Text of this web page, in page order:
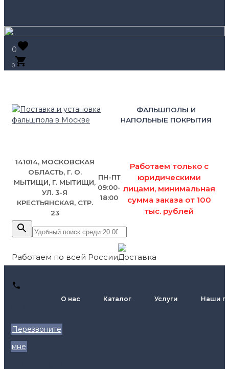
0
0
ФАЛЬШПОЛЫ И
НАПОЛЬНЫЕ ПОКРЫТИЯ
141014, МОСКОВСКАЯ
ОБЛАСТЬ, Г. О.
МЫТИЩИ, Г. МЫТИЩИ,
УЛ. 3-Я
КРЕСТЬЯНСКАЯ, СТР.
23
ПН-ПТ
09:00-
18:00
Работаем только с
юридическими
лицами, минимальная
сумма заказа от 100
тыс. рублей
Работаем по всей России
Перезвоните
мне
О нас Каталог Услуги Наши